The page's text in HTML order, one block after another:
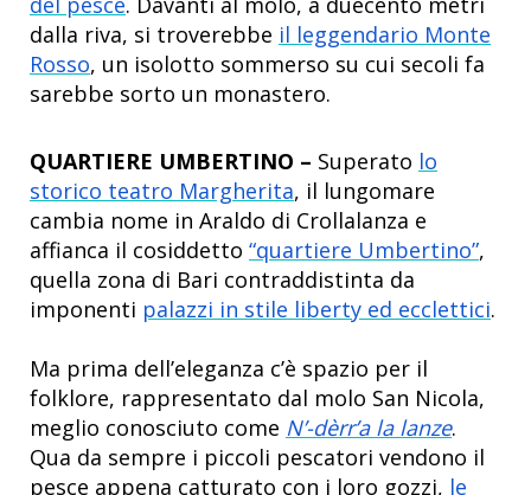
dalla riva, si troverebbe il leggendario Monte
Rosso, un isolotto sommerso su cui secoli fa
sarebbe sorto un monastero.
QUARTIERE UMBERTINO – Superato lo
storico teatro Margherita, il lungomare
cambia nome in Araldo di Crollalanza e
affianca il cosiddetto “quartiere Umbertino”,
quella zona di Bari contraddistinta da
imponenti palazzi in stile liberty ed ecclettici.
Ma prima dell’eleganza c’è spazio per il
folklore, rappresentato dal molo San Nicola,
meglio conosciuto come N’-dèrr’a la lanze.
Qua da sempre i piccoli pescatori vendono il
pesce appena catturato con i loro gozzi, le